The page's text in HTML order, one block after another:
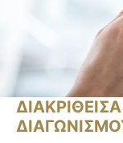
ΔΙΑΓΩΝΙΣΜΟΥ